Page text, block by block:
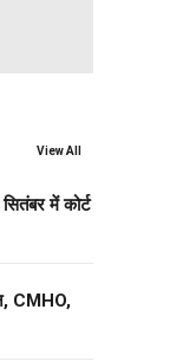
View All
में कोर्ट
CMHO,